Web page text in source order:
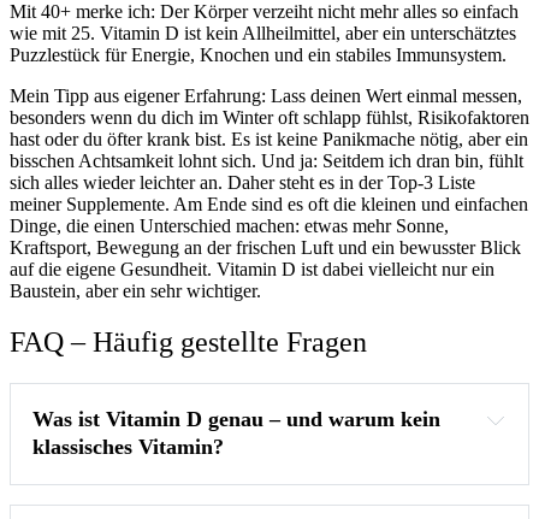
Mit 40+ merke ich: Der Körper verzeiht nicht mehr alles so einfach
wie mit 25. Vitamin D ist kein Allheilmittel, aber ein unterschätztes
Puzzlestück für Energie, Knochen und ein stabiles Immunsystem.
Mein Tipp aus eigener Erfahrung: Lass deinen Wert einmal messen,
besonders wenn du dich im Winter oft schlapp fühlst, Risikofaktoren
hast oder du öfter krank bist. Es ist keine Panikmache nötig, aber ein
bisschen Achtsamkeit lohnt sich. Und ja: Seitdem ich dran bin, fühlt
sich alles wieder leichter an. Daher steht es in der Top-3 Liste
meiner Supplemente. Am Ende sind es oft die kleinen und einfachen
Dinge, die einen Unterschied machen: etwas mehr Sonne,
Kraftsport, Bewegung an der frischen Luft und ein bewusster Blick
auf die eigene Gesundheit. Vitamin D ist dabei vielleicht nur ein
Baustein, aber ein sehr wichtiger.
FAQ – Häufig gestellte Fragen
Was ist Vitamin D genau – und warum kein
klassisches Vitamin?